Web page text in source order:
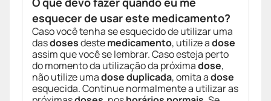
esquecer de usar este medicamento?
Caso você tenha se esquecido de utilizar uma
dasdosesdestemedicamento, utilize adose
assim que você se lembrar. Caso esteja perto
do momento da utilização da próximadose,
não utilize umadose duplicada, omita adose
esquecida. Continue normalmente a utilizar as